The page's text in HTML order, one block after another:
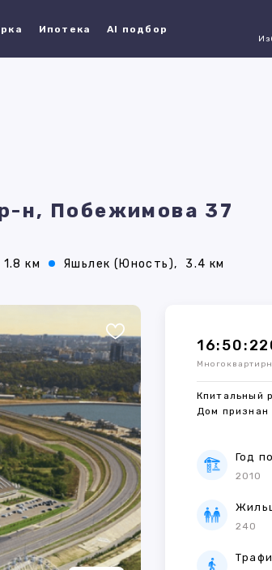
Ипотека AI подбор
н, Побежимова 37
1.8 км Яшьлек (Юность), 3.4 км
Кпитальный
Дом признан
Год
2010
240